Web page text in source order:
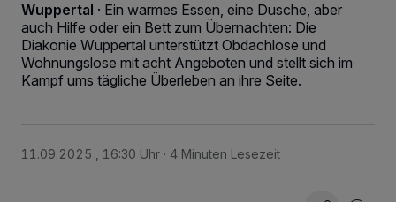
Wuppertal · Ein warmes Essen, eine Dusche, aber
auch Hilfe oder ein Bett zum Übernachten: Die
Diakonie Wuppertal unterstützt Obdachlose und
Wohnungslose mit acht Angeboten und stellt sich im
Kampf ums tägliche Überleben an ihre Seite.
11.09.2025 , 16:30 Uhr 4 Minuten Lesezeit